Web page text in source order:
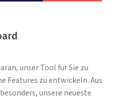
unser Tool für Sie zu
Features zu entwickeln. Aus
unsere neueste